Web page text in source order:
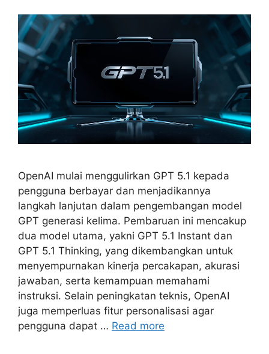
OpenAI mulai menggulirkan GPT 5.1 kepada
pengguna berbayar dan menjadikannya
langkah lanjutan dalam pengembangan model
GPT generasi kelima. Pembaruan ini mencakup
dua model utama, yakni GPT 5.1 Instant dan
GPT 5.1 Thinking, yang dikembangkan untuk
menyempurnakan kinerja percakapan, akurasi
jawaban, serta kemampuan memahami
instruksi. Selain peningkatan teknis, OpenAI
juga memperluas fitur personalisasi agar
pengguna dapat … Read more